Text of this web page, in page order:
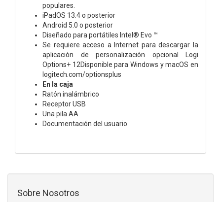
populares.
iPadOS 13.4 o posterior
Android 5.0 o posterior
Diseñado para portátiles Intel® Evo ™
Se requiere acceso a Internet para descargar la
aplicación de personalización opcional Logi
Options+ 12Disponible para Windows y macOS en
logitech.com/optionsplus
En la caja
Ratón inalámbrico
Receptor USB
Una pila AA
Documentación del usuario
Sobre Nosotros